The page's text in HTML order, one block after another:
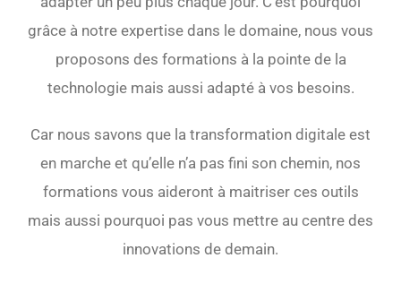
grâce à notre expertise dans le domaine, nous vous
proposons des formations à la pointe de la
technologie mais aussi adapté à vos besoins.
Car nous savons que la transformation digitale est
en marche et qu’elle n’a pas fini son chemin, nos
formations vous aideront à maitriser ces outils
mais aussi pourquoi pas vous mettre au centre des
innovations de demain.